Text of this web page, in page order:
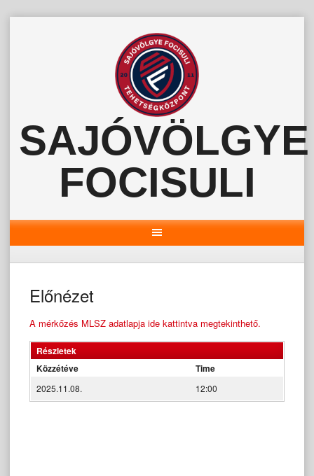
SAJÓVÖLGYE
FOCISULI
Előnézet
A mérkőzés MLSZ adatlapja ide kattintva megtekinthető.
Részletek
Közzétéve
Time
2025.11.08. 12:00